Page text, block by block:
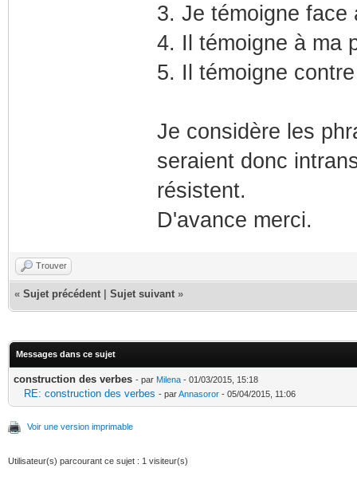
3. Je témoigne face
4. Il témoigne à ma
5. Il témoigne
Je considère les
seraient donc
résistent.
D'avance merci.
Trouver
« Sujet précédent Sujet suivant »
Messages dans ce sujet
construction des verbes - par Milena - 01/03/2015, 15:18
RE: construction des verbes - parAnnasoror - 05/04/2015, 11:06
Voir une version imprimable
Utilisateur(s) parcourant ce sujet : 1 visiteur(s)